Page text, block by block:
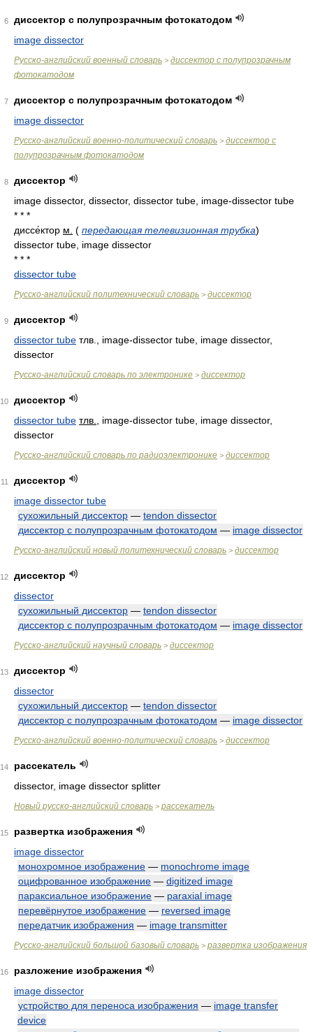
6
диссектор с полупрозрачным фотокатодом
image dissector
Русско-английский военный словарь > диссектор с полупрозрачным
фотокатодом
7
диссектор с полупрозрачным фотокатодом
image dissector
Русско-английский военно-политический словарь > диссектор с
полупрозрачным фотокатодом
8
диссектор
image dissector, dissector, dissector tube, image-dissector tube
* * *
диссе́ктор м. ( передающая телевизионная трубка)
dissector tube, image dissector
* * *
dissector tube
Русско-английский политехнический словарь > диссектор
9
диссектор
dissector tube тлв.
, image-dissector tube, image dissector,
dissector
Русско-английский словарь по электронике > диссектор
10
диссектор
dissector tube тлв.
, image-dissector tube, image dissector,
dissector
Русско-английский словарь по радиоэлектронике > диссектор
11
диссектор
image dissector tube
сухожильный диссектор — tendon dissector
диссектор с полупрозрачным фотокатодом — image dissector
Русско-английский новый политехнический словарь > диссектор
12
диссектор
dissector
сухожильный диссектор — tendon dissector
диссектор с полупрозрачным фотокатодом — image dissector
Русско-английский научный словарь > диссектор
13
диссектор
dissector
сухожильный диссектор — tendon dissector
диссектор с полупрозрачным фотокатодом — image dissector
Русско-английский военно-политический словарь > диссектор
14
рассекатель
dissector, image dissector splitter
Новый русско-английский словарь > рассекатель
15
развертка изображения
image dissector
монохромное изображение — monochrome image
оцифрованное изображение — digitized image
параксиальное изображение — paraxial image
перевёрнутое изображение — reversed image
передатчик изображения — image transmitter
Русско-английский большой базовый словарь > развертка изображения
16
разложение изображения
image dissector
устройство для переноса изображения — image transfer
device